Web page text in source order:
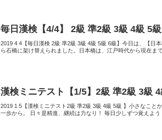
毎日漢検【4/4】 2級 準2級 3級 4級 5
2019 4 4【毎日漢検 2級 準2級 3級 4級 5級 6級】今日は、【日
ら石橋に架け替えられました。日本橋は、江戸時代から現在ま
漢検ミニテスト【1/5】2級 準2級 3級
2019 1 5【漢検ミニテスト2級 準2級 3級 4級 5級 】小さなこと
一歩から。 日々是精進、継続は力なり！ 毎日少しずつ覚えよ